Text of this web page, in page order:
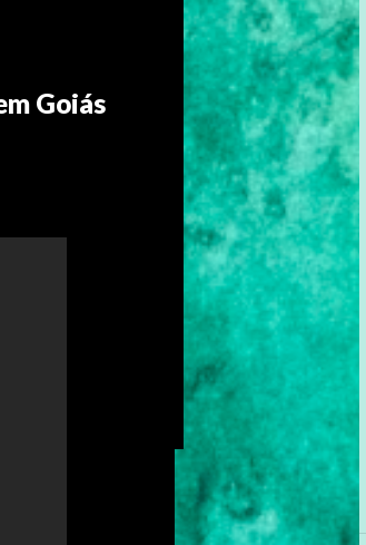
Goiás